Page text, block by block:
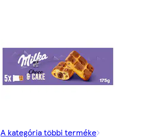
A kategória többi terméke